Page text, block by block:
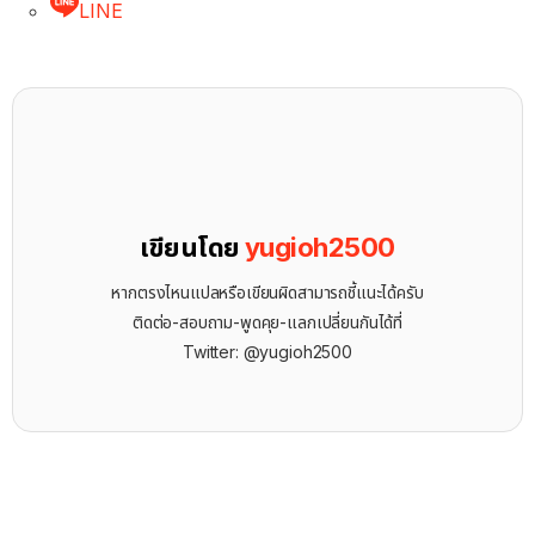
LINE
เขียนโดยyugioh2500
หากตรงไหนแปลหรือเขียนผิดสามารถชี้แนะได้ครับ
ติดต่อ-สอบถาม-พูดคุย-แลกเปลี่ยนกันได้ที่
Twitter: @yugioh2500